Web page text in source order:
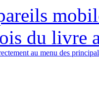
du livre
au menu des